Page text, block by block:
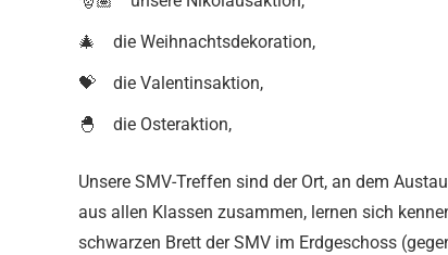
🎄 die Weihnachtsdekoration,
💝 die Valentinsaktion,
🐣 die Osteraktion,
Unsere SMV-Treffen sind der Ort, an dem
aus allen Klassen zusammen, lernen sich
schwarzen Brett der SMV im Erdgeschoss